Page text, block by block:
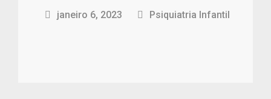
janeiro 6, 2023 Psiquiatria Infantil